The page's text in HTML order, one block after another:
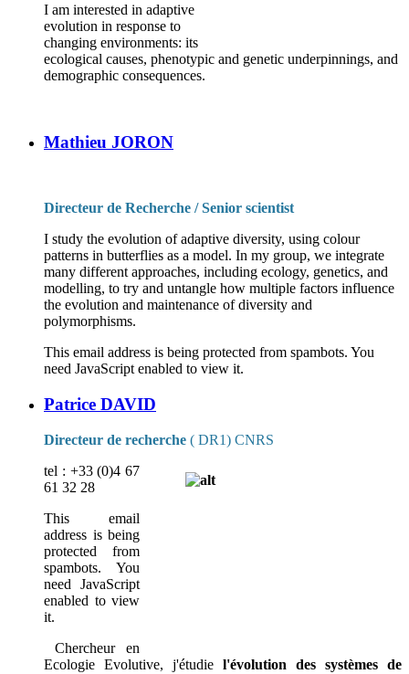
I am interested in adaptive
evolution in response to
changing environments: its
ecological causes, phenotypic and genetic underpinnings, and
demographic consequences.
Mathieu JORON
Directeur de Recherche / Senior scientist
I study the evolution of adaptive diversity, using colour
patterns in butterflies as a model. In my group, we integrate
many different approaches, including ecology, genetics, and
modelling, to try and untangle how multiple factors influence
the evolution and maintenance of diversity and
polymorphisms.
This email address is being protected from spambots. You
need JavaScript enabled to view it.
Patrice DAVID
Directeur de recherche ( DR1) CNRS
tel : +33 (0)4 67
61 32 28
This email
address is being
protected from
spambots. You
need JavaScript
enabled to view
it.
Chercheur en
Ecologie Evolutive, j'étudie l'évolution des systèmes de